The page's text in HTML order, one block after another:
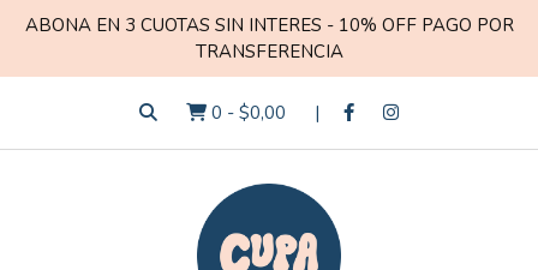
ABONA EN 3 CUOTAS SIN INTERES - 10% OFF PAGO POR
TRANSFERENCIA
0 - $0,00